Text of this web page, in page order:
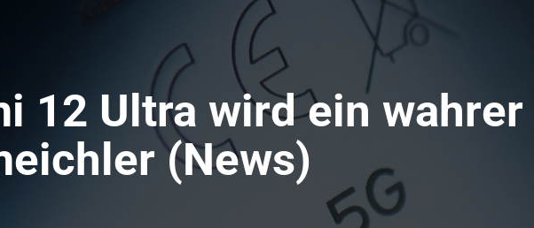
12 Ultra wird ein wahrer
(News)